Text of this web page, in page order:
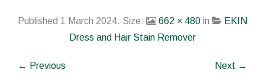
Published 1 March 2024. Size: 662 × 480 in
EKIN
Dress and Hair Stain Remover
← Previous Next →